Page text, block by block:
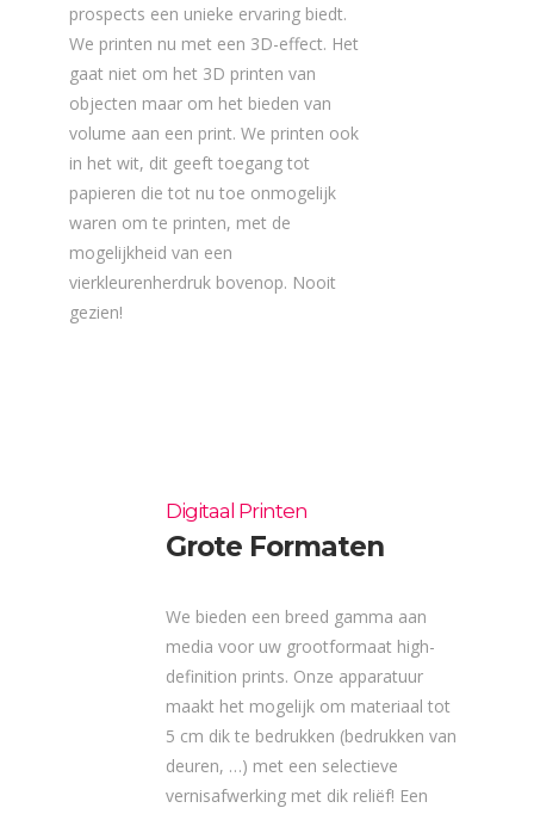
prospects een unieke ervaring biedt.
We printen nu met een 3D-effect. Het
gaat niet om het 3D printen van
objecten maar om het bieden van
volume aan een print. We printen ook
in het wit, dit geeft toegang tot
papieren die tot nu toe onmogelijk
waren om te printen, met de
mogelijkheid van een
vierkleurenherdruk bovenop. Nooit
gezien!
Digitaal Printen
Grote Formaten
We bieden een breed gamma aan
media voor uw grootformaat high-
definition prints. Onze apparatuur
maakt het mogelijk om materiaal tot
5 cm dik te bedrukken (bedrukken van
deuren, …) met een selectieve
vernisafwerking met dik reliëf! Een